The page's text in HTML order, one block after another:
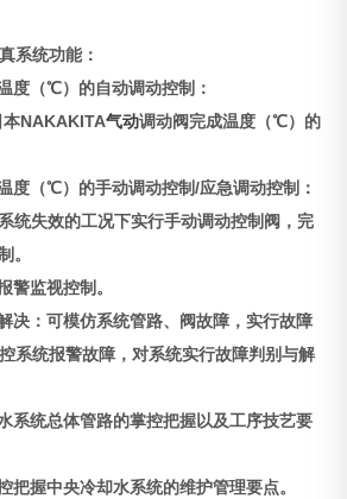
系统功能：
度（℃）的自动调动控制：
本NAKAKITA气动调动阀完成温度（℃）的
度（℃）的手动调动控制/应急调动控制：
统失效的工况下实行手动调动控制阀，完
。
警监视控制。
决：可模仿系统管路、阀故障，实行故障
系统报警故障，对系统实行故障判别与解
系统总体管路的掌控把握以及工序技艺要
把握中央冷却水系统的维护管理要点。